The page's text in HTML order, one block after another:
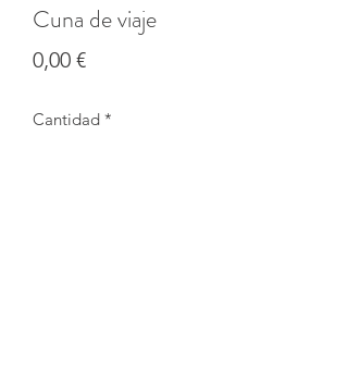
Cuna de viaje
0,00 €Precio
Cantidad *